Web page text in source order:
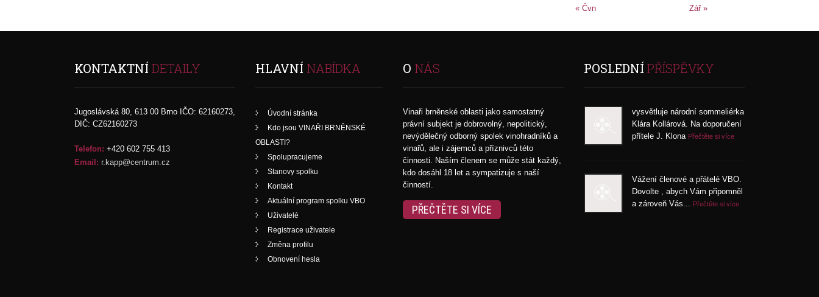
« Čvn Zář »
KONTAKTNÍ DETAILY
Jugoslávská 80, 613 00 Brno IČO: 62160273,
DIČ: CZ62160273
Telefon: +420 602 755 413
Email: r.kapp@centrum.cz
HLAVNÍ NABÍDKA
Úvodní stránka
Kdo jsou VINAŘI BRNĚNSKÉ
OBLASTI?
Spolupracujeme
Stanovy spolku
Kontakt
Aktuální program spolku VBO
Uživatelé
Registrace uživatele
Změna profilu
Obnovení hesla
O NÁS
Vinaři brněnské oblasti jako samostatný
právní subjekt je dobrovolný, nepolitický,
nevýdělečný odborný spolek vinohradníků a
vinařů, ale i zájemců a příznivců této
činnosti. Naším členem se může stát každý,
kdo dosáhl 18 let a sympatizuje s naší
činností.
PŘEČTĚTE SI VÍCE
POSLEDNÍ PŘÍSPĚVKY
vysvětluje národní sommeliérka
Klára Kollárová. Na doporučení
přítele J. Klona Přečtěte si více
Vážení členové a přátelé VBO.
Dovolte , abych Vám připomněl
a zároveň Vás... Přečtěte si více